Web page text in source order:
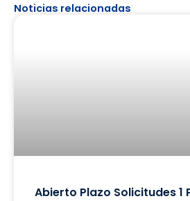
Noticias relacionadas
Abierto Plazo Solicitudes 1